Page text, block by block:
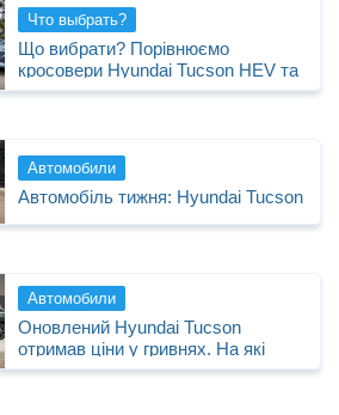
Что выбрать?
Що вибрати? Порівнюємо
кросовери Hyundai Tucson HEV та
Ford Kuga FHEV
Автомобили
Автомобіль тижня: Hyundai Tucson
Автомобили
Оновлений Hyundai Tucson
отримав ціни у гривнях. На які
варіанти розраховувати?